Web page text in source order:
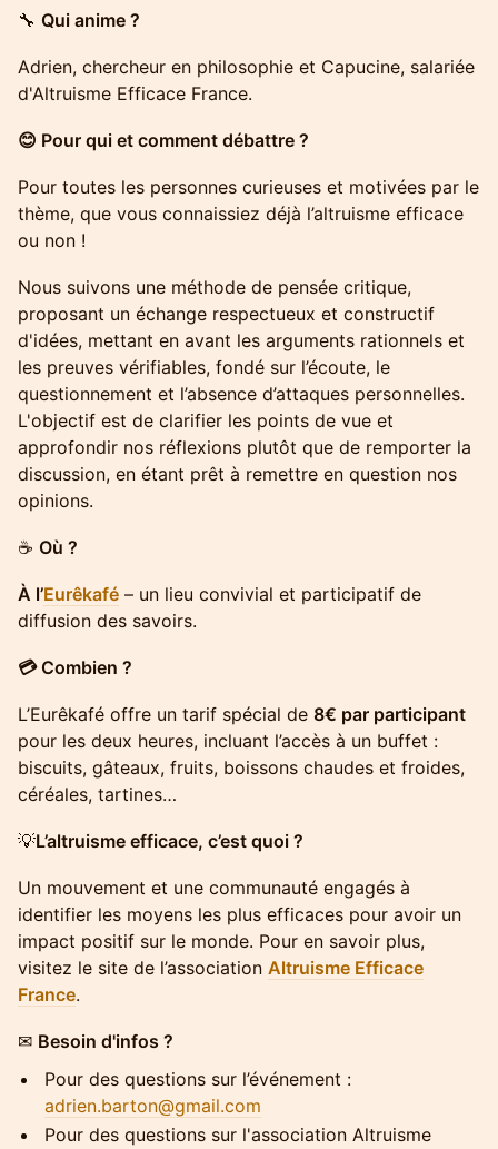
​🔧 Qui anime ?
​Adrien, chercheur en philosophie et Capucine, salariée
d'Altruisme Efficace France.
😊 Pour qui et comment débattre ?
​Pour toutes les personnes curieuses et motivées par le
thème, que vous connaissiez déjà l’altruisme efficace
ou non !
​Nous suivons une méthode de pensée critique,
proposant un échange respectueux et constructif
d'idées, mettant en avant les arguments rationnels et
les preuves vérifiables, fondé sur l’écoute, le
questionnement et l’absence d’attaques personnelles.
L'objectif est de clarifier les points de vue et
approfondir nos réflexions plutôt que de remporter la
discussion, en étant prêt à remettre en question nos
opinions.
​☕️ Où ?
À l’Eurêkafé – un lieu convivial et participatif de
diffusion des savoirs.
💳 Combien ?
​L’Eurêkafé offre un tarif spécial de 8€ par participant
pour les deux heures, incluant l’accès à un buffet :
biscuits, gâteaux, fruits, boissons chaudes et froides,
céréales, tartines…
​💡L’altruisme efficace, c’est quoi ?
​Un mouvement et une communauté engagés à
identifier les moyens les plus efficaces pour avoir un
impact positif sur le monde. Pour en savoir plus,
visitez le site de l’association Altruisme Efficace
France.
​✉ Besoin d'infos ?
Pour des questions sur l’événement :
adrien.barton@gmail.com
​Pour des questions sur l'association Altruisme